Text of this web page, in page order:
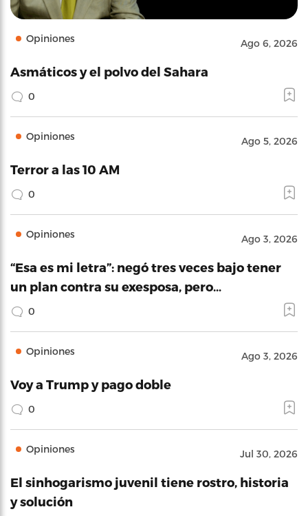
Opiniones Ago 6, 2026
Asmáticos y el polvo del Sahara
0
Opiniones Ago 5, 2026
Terror a las 10 AM
0
Opiniones Ago 3, 2026
“Esa es mi letra”: negó tres veces bajo tener
un plan contra su exesposa, pero…
0
Opiniones Ago 3, 2026
Voy a Trump y pago doble
0
Opiniones Jul 30, 2026
El sinhogarismo juvenil tiene rostro, historia
y solución